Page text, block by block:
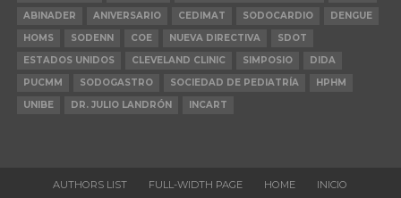
ABINADER
ANIVERSARIO CEDIMAT SODOCARDIO
DENGUE
HOMS
SODENN COE NUEVA DIRECTIVA
SDOT
ESTADOS UNIDOS
CLEVELAND CLINIC SIMPOSIO
DIDA
PUCMM
SODOGASTRO SOCIEDAD DE PEDIATRÍA
HPHM
UNIBE
DR. JULIO LANDRÓN INCART
AUTHORS LIST FULL-WIDTH PAGE HOME
INICIO